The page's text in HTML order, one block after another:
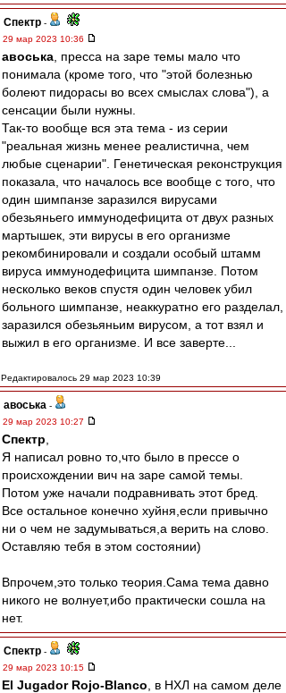
Спектр -
29 мар 2023 10:36
авоська , пресса на заре темы мало что
понимала (кроме того, что "этой болезнью
болеют пидорасы во всех смыслах слова"), а
сенсации были нужны.
Так-то вообще вся эта тема - из серии
"реальная жизнь менее реалистична, чем
любые сценарии". Генетическая реконструкция
показала, что началось все вообще с того, что
один шимпанзе заразился вирусами
обезьяньего иммунодефицита от двух разных
мартышек, эти вирусы в его организме
рекомбинировали и создали особый штамм
вируса иммунодефицита шимпанзе. Потом
несколько веков спустя один человек убил
больного шимпанзе, неаккуратно его разделал,
заразился обезьяньим вирусом, а тот взял и
выжил в его организме. И все заверте...
Редактировалось 29 мар 2023 10:39
авоська -
29 мар 2023 10:27
Спектр
Я написал ровно то,что было в прессе о
происхождении вич на заре самой темы.
Потом уже начали подравнивать этот бред.
Все остальное конечно хуйня,если привычно
ни о чем не задумываться,а верить на слово.
Оставляю тебя в этом состоянии)
Впрочем,это только теория.Сама тема давно
никого не волнует,ибо практически сошла на
нет.
Спектр -
29 мар 2023 10:15
El Jugador Rojo-Blanco , в НХЛ на самом деле